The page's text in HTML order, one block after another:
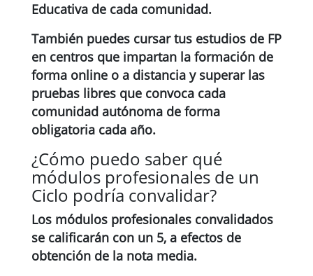
Educativa de cada comunidad.
También puedes cursar tus estudios de FP
en centros que impartan la formación de
forma online o a distancia y superar las
pruebas libres que convoca cada
comunidad autónoma de forma
obligatoria cada año.
¿Cómo puedo saber qué
módulos profesionales de un
Ciclo podría convalidar?
Los módulos profesionales convalidados
se calificarán con un 5, a efectos de
obtención de la nota media.